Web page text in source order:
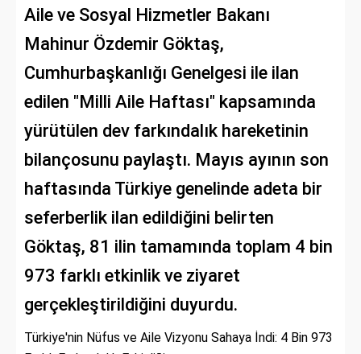
Aile ve Sosyal Hizmetler Bakanı
Mahinur Özdemir Göktaş,
Cumhurbaşkanlığı Genelgesi ile ilan
edilen "Milli Aile Haftası" kapsamında
yürütülen dev farkındalık hareketinin
bilançosunu paylaştı. Mayıs ayının son
haftasında Türkiye genelinde adeta bir
seferberlik ilan edildiğini belirten
Göktaş, 81 ilin tamamında toplam 4 bin
973 farklı etkinlik ve ziyaret
gerçekleştirildiğini duyurdu.
Türkiye'nin Nüfus ve Aile Vizyonu Sahaya İndi: 4 Bin 973